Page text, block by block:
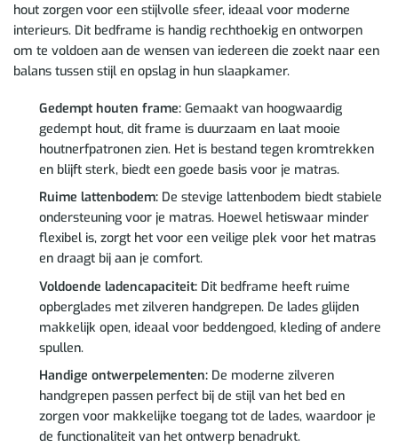
hout zorgen voor een stijlvolle sfeer, ideaal voor moderne
interieurs. Dit bedframe is handig rechthoekig en ontworpen
om te voldoen aan de wensen van iedereen die zoekt naar een
balans tussen stijl en opslag in hun slaapkamer.
Gedempt houten frame:Gemaakt van hoogwaardig
gedempt hout, dit frame is duurzaam en laat mooie
houtnerfpatronen zien. Het is bestand tegen kromtrekken
en blijft sterk, biedt een goede basis voor je matras.
Ruime lattenbodem:De stevige lattenbodem biedt stabiele
ondersteuning voor je matras. Hoewel hetiswaar minder
flexibel is, zorgt het voor een veilige plek voor het matras
en draagt bij aan je comfort.
Voldoende ladencapaciteit:Dit bedframe heeft ruime
opberglades met zilveren handgrepen. De lades glijden
makkelijk open, ideaal voor beddengoed, kleding of andere
spullen.
Handige ontwerpelementen:De moderne zilveren
handgrepen passen perfect bij de stijl van het bed en
zorgen voor makkelijke toegang tot de lades, waardoor je
de functionaliteit van het ontwerp benadrukt.